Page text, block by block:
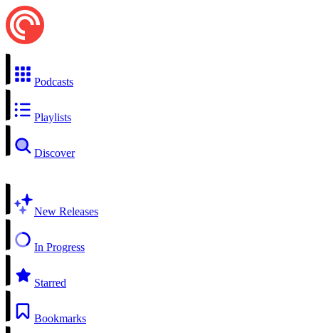
Podcasts
Playlists
Discover
New Releases
In Progress
Starred
Bookmarks